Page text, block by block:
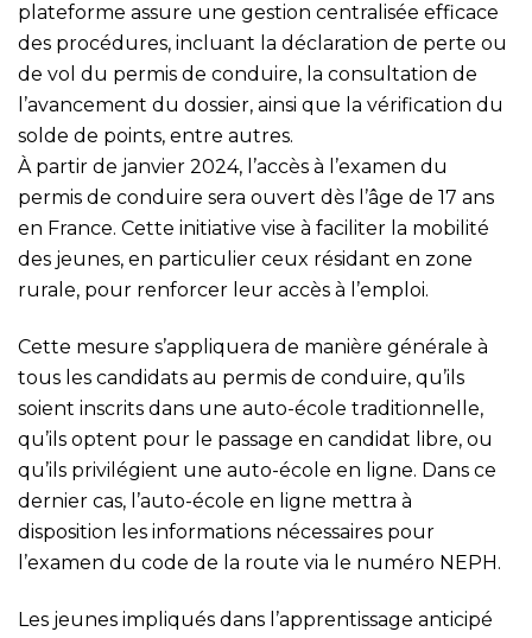
plateforme assure une gestion centralisée efficace
des procédures, incluant la déclaration de perte ou
de vol du permis de conduire, la consultation de
l’avancement du dossier, ainsi que la vérification du
solde de points, entre autres.
À partir de janvier 2024, l’accès à l’examen du
permis de conduire sera ouvert dès l’âge de 17 ans
en France. Cette initiative vise à faciliter la mobilité
des jeunes, en particulier ceux résidant en zone
rurale, pour renforcer leur accès à l’emploi.
Cette mesure s’appliquera de manière générale à
tous les candidats au permis de conduire, qu’ils
soient inscrits dans une auto-école traditionnelle,
qu’ils optent pour le passage en candidat libre, ou
qu’ils privilégient une auto-école en ligne. Dans ce
dernier cas, l’auto-école en ligne mettra à
disposition les informations nécessaires pour
l’examen du code de la route via le numéro NEPH.
Les jeunes impliqués dans l’apprentissage anticipé